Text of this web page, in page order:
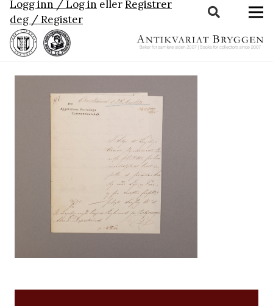
Logg inn / Log in ellerRegistrer
deg / Register